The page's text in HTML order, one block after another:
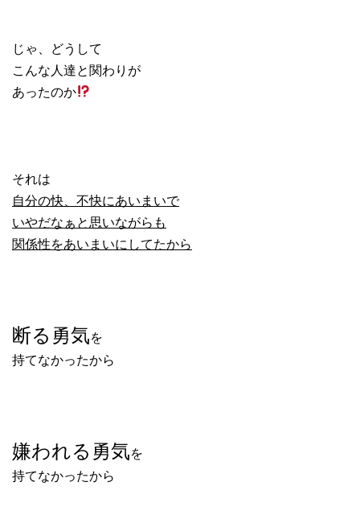
じゃ、どうして
こんな人達と関わりが
あったのか
それは
自分の快、不快にあいまいで
いやだなぁと思いながらも
関係性をあいまいにしてたから
断る勇気を
持てなかったから
嫌われる勇気を
持てなかったから